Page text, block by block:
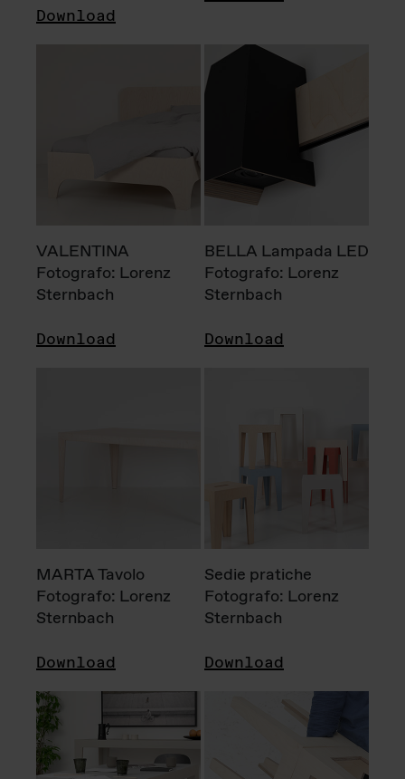
Download
VALENTINA
Fotografo: Lorenz
Sternbach
Download
BELLA Lampada LED
Fotografo: Lorenz
Sternbach
Download
MARTA Tavolo
Fotografo: Lorenz
Sternbach
Download
Sedie pratiche
Fotografo: Lorenz
Sternbach
Download